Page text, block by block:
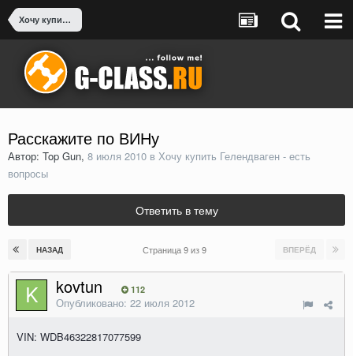
Хочу купить Гелендваген - есть вопросы
Расскажите по ВИНу
Автор: Top Gun, 8 июля 2010 в Хочу купить Гелендваген - есть
вопросы
Ответить в тему
НАЗАД ВПЕРЁД
Страница 9 из 9
kovtun 112
Опубликовано: 22 июля 2012
VIN: WDB46322817077599